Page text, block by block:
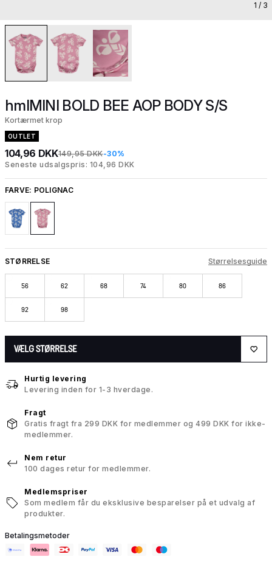
1 / 3
hmlMINI BOLD BEE AOP BODY S/S
Kortærmet krop
OUTLET
104,96 DKK149,95 DKK-30%
Seneste udsalgspris: 104,96 DKK
FARVE: POLIGNAC
STØRRELSE Størrelsesguide
56 62 68 74 80 86
92 98
VÆLG STØRRELSE
Hurtig levering
Levering inden for 1-3 hverdage.
Fragt
Gratis fragt fra 299 DKK for medlemmer og 499 DKK for ikke-
medlemmer.
Nem retur
100 dages retur for medlemmer.
Medlemspriser
Som medlem får du eksklusive besparelser på et udvalg af
produkter.
Betalingsmetoder